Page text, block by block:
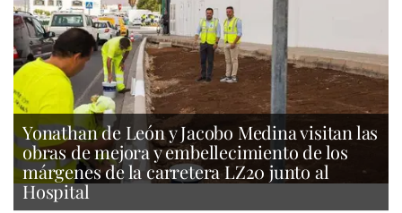
Yonathan de León y Jacobo Medina visitan las
obras de mejora y embellecimiento de los
márgenes de la carretera LZ20 junto al
Hospital